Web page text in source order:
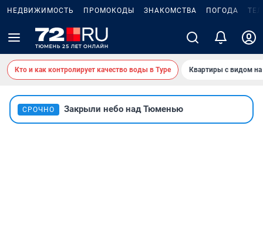
НЕДВИЖИМОСТЬ ПРОМОКОДЫ ЗНАКОМСТВА ПОГОДА
Кто и как контролирует качество воды в Туре Квартиры с видом на
СРОЧНО Закрыли небо над Тюменью